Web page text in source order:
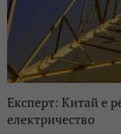
Експерт: Китай е
електричество